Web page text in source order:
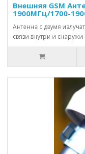
Внешняя GSM
1900МГц/1700-
Антенна с двумя
связи внутри и